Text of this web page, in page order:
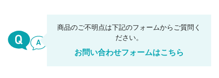
商品のご不明点は下記のフォームからご質問く
ださい。
お問い合わせフォームはこちら